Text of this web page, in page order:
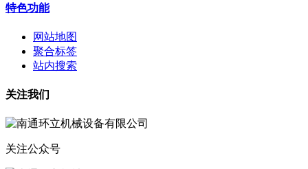
特色功能
网站地图
聚合标签
站内搜索
关注我们
关注公众号